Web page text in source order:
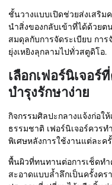
ชั้นวางแบบเปิดช่วยส่งเสริม
นำสิ่งของกลับเข้าที่ได้ด้วยต
สมดุลกับการจัดระเบียบ กา
ยุ่งเหยิงลุกลามไปทั่วสตูดิโอ.
เลือกเฟอร์นิเจอ
บำรุงรักษาง่าย
กิจกรรมศิลปะกลางแจ้งก่อใ
ธรรมชาติ เฟอร์นิเจอร์ควร
พิเศษหลังการใช้งานแต่ละค
พื้นผิวที่ทนทานต่อการเช็ดท
สะอาดแบบล้ำลึกเป็นครั้งค